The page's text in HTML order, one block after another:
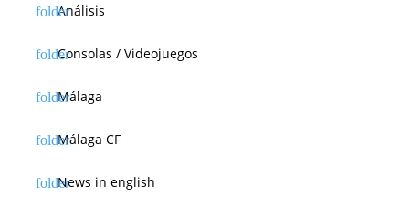
Análisis
Consolas / Videojuegos
Málaga
Málaga CF
News in english